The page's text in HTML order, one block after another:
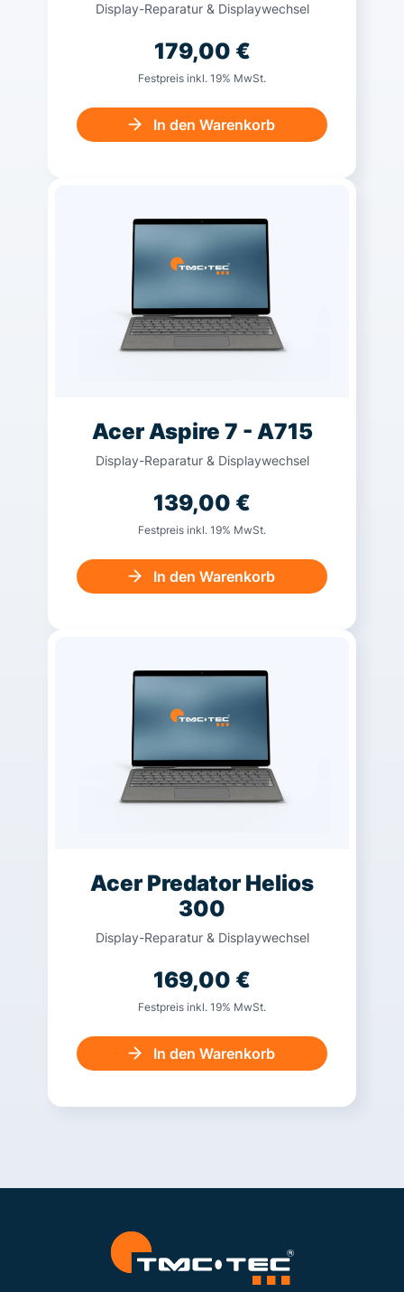
Display-Reparatur & Displaywechsel
179,00 €
Festpreis inkl. 19% MwSt.
In den Warenkorb
Acer Aspire 7 - A715
Display-Reparatur & Displaywechsel
139,00 €
Festpreis inkl. 19% MwSt.
In den Warenkorb
Acer Predator Helios
300
Display-Reparatur & Displaywechsel
169,00 €
Festpreis inkl. 19% MwSt.
In den Warenkorb